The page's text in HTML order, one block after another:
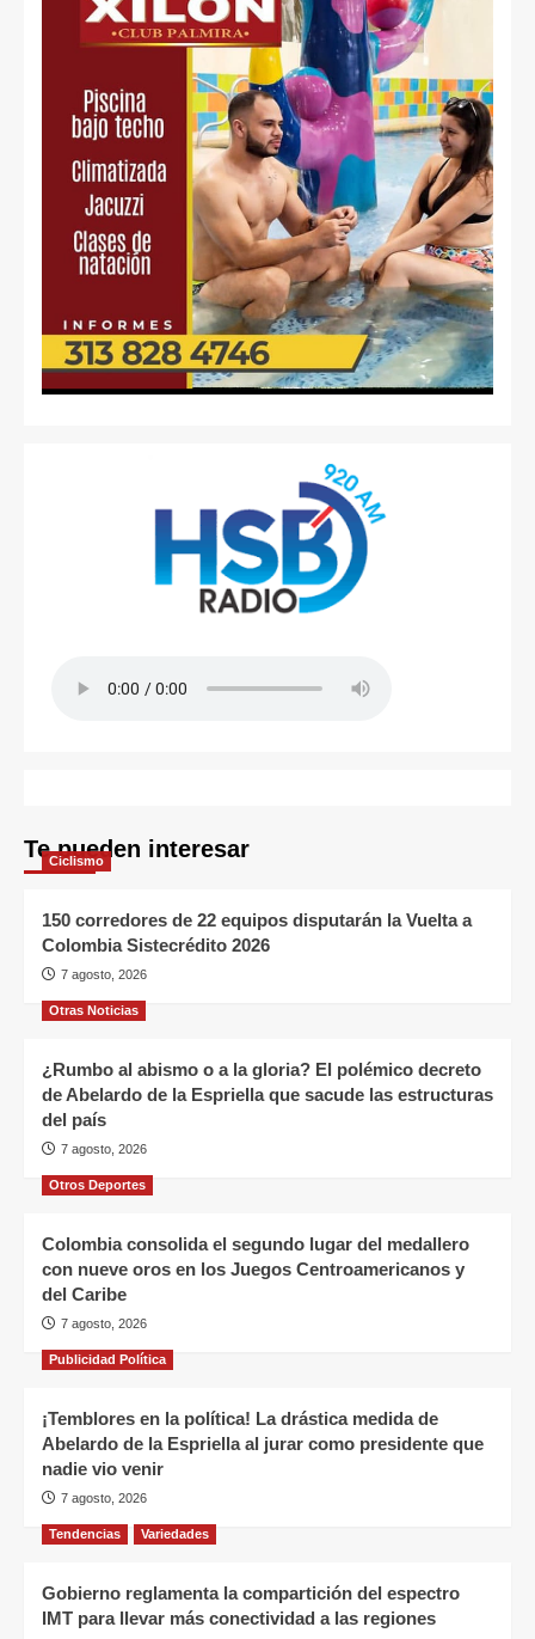
Te pueden interesar
Ciclismo
150 corredores de 22 equipos disputarán la Vuelta a
Colombia Sistecrédito 2026
7 agosto, 2026
Otras Noticias
¿Rumbo al abismo o a la gloria? El polémico decreto
de Abelardo de la Espriella que sacude las estructuras
del país
7 agosto, 2026
Otros Deportes
Colombia consolida el segundo lugar del medallero
con nueve oros en los Juegos Centroamericanos y
del Caribe
7 agosto, 2026
Publicidad Política
¡Temblores en la política! La drástica medida de
Abelardo de la Espriella al jurar como presidente que
nadie vio venir
7 agosto, 2026
Tendencias Variedades
Gobierno reglamenta la compartición del espectro
IMT para llevar más conectividad a las regiones